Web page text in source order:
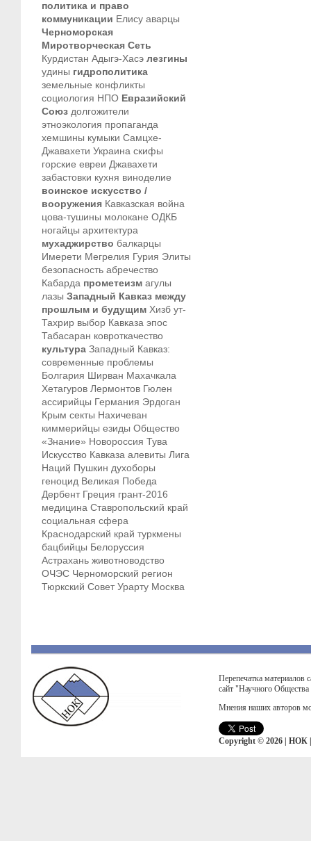
политика и право
коммуникации Елису аварцы
Черноморская
Миротворческая Сеть
Курдистан Адыгэ-Хасэ лезгины
удины гидрополитика
земельные конфликты
социология НПО Евразийский
Союз долгожители
этноэкология пропаганда
хемшины кумыки Самцхе-
Джавахети Украина скифы
горские евреи Джавахети
забастовки кухня виноделие
воинское искусство /
вооружения Кавказская война
цова-тушины молокане ОДКБ
ногайцы архитектура
мухаджирство балкарцы
Имерети Мегрелия Гурия Элиты
безопасность абречество
Кабарда прометеизм агулы
лазы Западный Кавказ между
прошлым и будущим Хизб ут-
Тахрир выбор Кавказа эпос
Табасаран ковроткачество
культура Западный Кавказ:
современные проблемы
Болгария Ширван Махачкала
Хетагуров Лермонтов Гюлен
ассирийцы Германия Эрдоган
Крым секты Нахичеван
киммерийцы езиды Общество
«Знание» Новороссия Тува
Искусство Кавказа алевиты Лига
Наций Пушкин духоборы
геноцид Великая Победа
Дербент Греция грант-2016
медицина Ставропольский край
социальная сфера
Краснодарский край туркмены
бацбийцы Белоруссия
Астрахань животноводство
ОЧЭС Черноморский регион
Тюркский Совет Урарту Москва
Перепечатка материалов
сайт "Научного
Мнения наших авторов
Copyright © 2026 | НОК